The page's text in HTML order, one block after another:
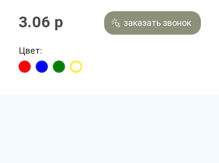
3.06 р
Цвет:
заказать звонок